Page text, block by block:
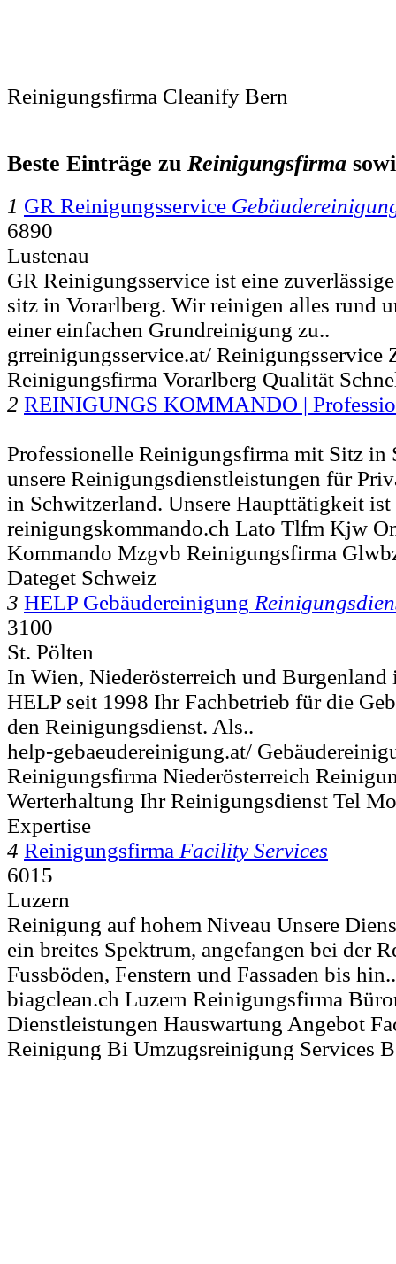
Reinigungsfirma Cleanify Bern
Beste Einträge zu Reinigungsfirma
1 GR Reinigungsservice
6890
Lustenau
GR Reinigungsservice ist eine
sitz in Vorarlberg. Wir reinigen alles rund
einer einfachen Grundreinigung zu..
grreinigungsservice.at/ Reinigungsservice
Reinigungsfirma Vorarlberg Qualität
2 REINIGUNGS KOMMANDO |
Professionelle Reinigungsfirma mit Sitz in
unsere Reinigungsdienstleistungen für
in Schwitzerland. Unsere Haupttätigkeit ist
reinigungskommando.ch Lato Tlfm Kjw
Kommando Mzgvb Reinigungsfirma
Dateget Schweiz
3 HELP Gebäudereinigung
3100
St. Pölten
In Wien, Niederösterreich und
HELP seit 1998 Ihr Fachbetrieb für die
den Reinigungsdienst. Als..
help-gebaeudereinigung.at/
Reinigungsfirma Niederösterreich
Werterhaltung Ihr Reinigungsdienst Tel
Expertise
4 Reinigungsfirma Facility Services
6015
Luzern
Reinigung auf hohem Niveau Unsere
ein breites Spektrum, angefangen bei der
Fussböden, Fenstern und Fassaden bis hin..
biagclean.ch Luzern Reinigungsfirma
Dienstleistungen Hauswartung Angebot
Reinigung Bi Umzugsreinigung Services